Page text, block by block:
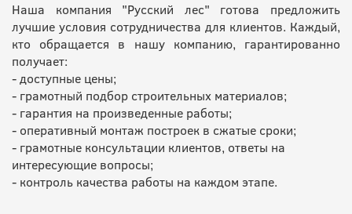
Наша компания "Русский лес" готова предложить
лучшие условия сотрудничества для клиентов. Каждый,
кто обращается в нашу компанию, гарантированно
получает:
- доступные цены;
- грамотный подбор строительных материалов;
- гарантия на произведенные работы;
- оперативный монтаж построек в сжатые сроки;
- грамотные консультации клиентов, ответы на
интересующие вопросы;
- контроль качества работы на каждом этапе.